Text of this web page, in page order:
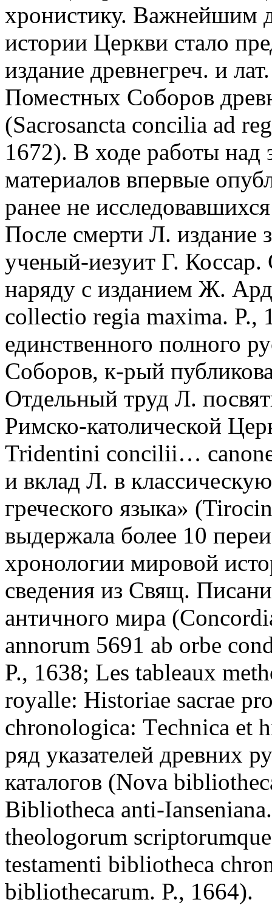
хронистику. Важнейшим
истории Церкви стало
издание древнегреч. и
Поместных Соборов
(Sacrosancta concilia ad
1672). В ходе работы над
материалов впервые
ранее не
После смерти Л. издание
ученый-иезуит Г.
наряду с изданием Ж.
collectio regia maxima. P.,
единственного полного
Соборов, к-рый
Отдельный труд Л.
Римско-католической
Tridentini concilii…
и вклад Л. в
греческого языка»
выдержала более 10
хронологии мировой
сведения из Свящ.
античного мира
annorum 5691 ab orbe
P., 1638; Les tableaux
royalle: Historiae sacrae
chronologica: Тechnica et
ряд указателей древних
каталогов (Nova
Bibliotheca anti-
theologorum
testamenti bibliotheca
bibliothecarum. P., 1664).